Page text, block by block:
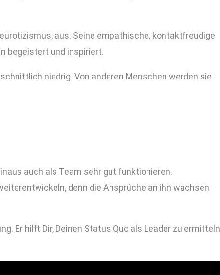
aus. Seine empathische, kontaktfreudige
begeistert und inspiriert.
niedrig. Von anderen Menschen werden sie
auch als Team sehr gut funktionieren.
denn die Ansprüche an ihn wachsen
Er hilft Dir, Deinen Status Quo als Leader zu ermitteln